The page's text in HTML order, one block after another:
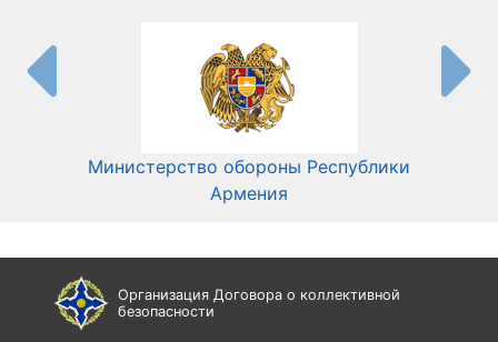
Министерство обороны Республики
Армения
Организация Договора о коллективной
безопасности